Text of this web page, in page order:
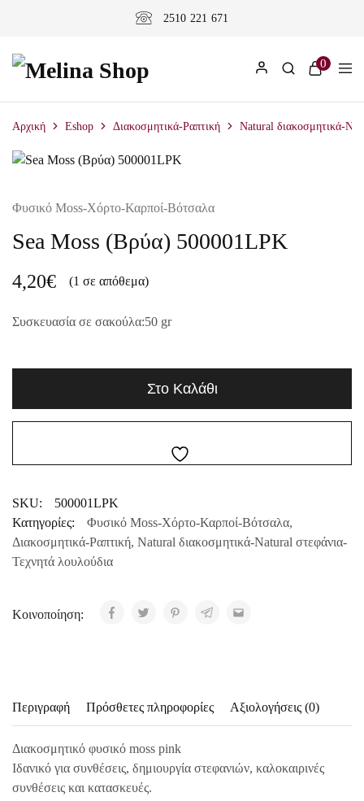
2510 221 671
0
Αρχική Eshop Διακοσμητικά-Ραπτική Natural διακοσμητικά-
Φυσικό Moss-Χόρτο-Καρποί-Βότσαλα
Sea Moss (Βρύα) 500001LPK
4,20€ (1 σε απόθεμα)
Συσκευασία σε σακούλα:50 gr
Στο Καλάθι
SKU:
500001LPK
Κατηγορίες:
Φυσικό Moss-Χόρτο-Καρποί-Βότσαλα,
Διακοσμητικά-Ραπτική, Natural διακοσμητικά-Natural στεφάνια-
Τεχνητά λουλούδια
Κοινοποίηση:
Περιγραφή Πρόσθετες πληροφορίες Αξιολογήσεις (0)
Διακοσμητικό φυσικό moss pink
Ιδανικό για συνθέσεις, δημιουργία στεφανιών, καλοκαιρινές
συνθέσεις και κατασκευές.